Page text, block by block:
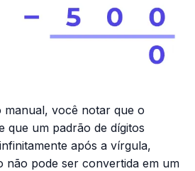
manual, você notar que o
que um padrão de dígitos
após a vírgula,
não pode ser convertida em um